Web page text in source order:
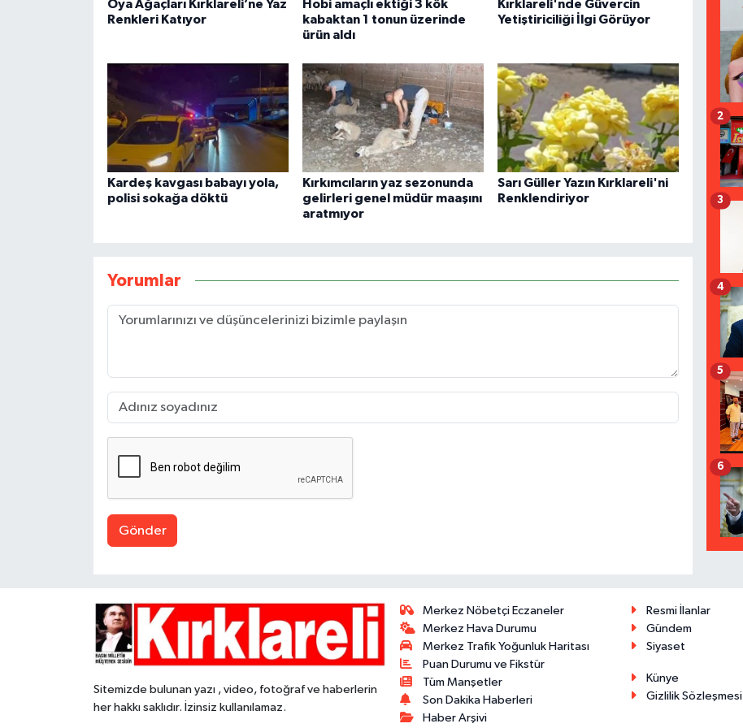
Oya Ağaçları Kırklareli’ne Yaz
Renkleri Katıyor
Hobi amaçlı ektiği 3 kök
kabaktan 1 tonun üzerinde
ürün aldı
Kırklareli'nde Güvercin
Yetiştiriciliği İlgi Görüyor
Kardeş kavgası babayı yola,
polisi sokağa döktü
Kırkımcıların yaz sezonunda
gelirleri genel müdür maaşını
aratmıyor
Sarı Güller Yazın Kırklareli'ni
Renklendiriyor
Yorumlar
Gönder
2
3
4
5
6
Sitemizde bulunan yazı , video, fotoğraf ve haberlerin
her hakkı saklıdır. İzinsiz kullanılamaz.
Merkez Nöbetçi Eczaneler
Merkez Hava Durumu
Merkez Trafik Yoğunluk Haritası
Puan Durumu ve Fikstür
Tüm Manşetler
Son Dakika Haberleri
Haber Arşivi
Resmi İlanlar
Gündem
Siyaset
Künye
Gizlilik Sözleşmesi